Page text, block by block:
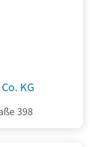
KG
398